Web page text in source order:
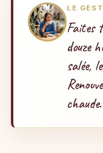
LE
Faites
douze
salée,
chaude.